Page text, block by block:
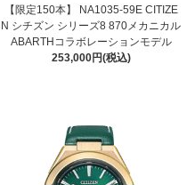
【限定150本】 NA1035-59E CITIZE
N シチズン シリーズ8 870メカニカル
ABARTHコラボレーションモデル
253,000円(税込)